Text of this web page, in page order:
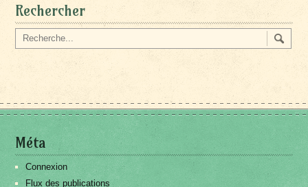
Rechercher
Méta
Connexion
Flux des publications